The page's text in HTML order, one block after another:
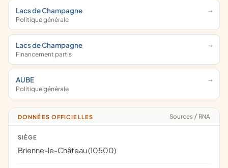
Lacs de Champagne
Politique générale
Lacs de Champagne
Financement partis
AUBE
Politique générale
DONNÉES OFFICIELLES Sources / RNA
SIÈGE
Brienne-le-Château (10500)